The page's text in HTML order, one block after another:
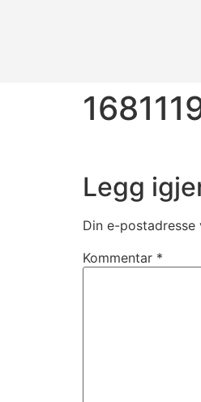
Legg
Din e-
Kommentar *